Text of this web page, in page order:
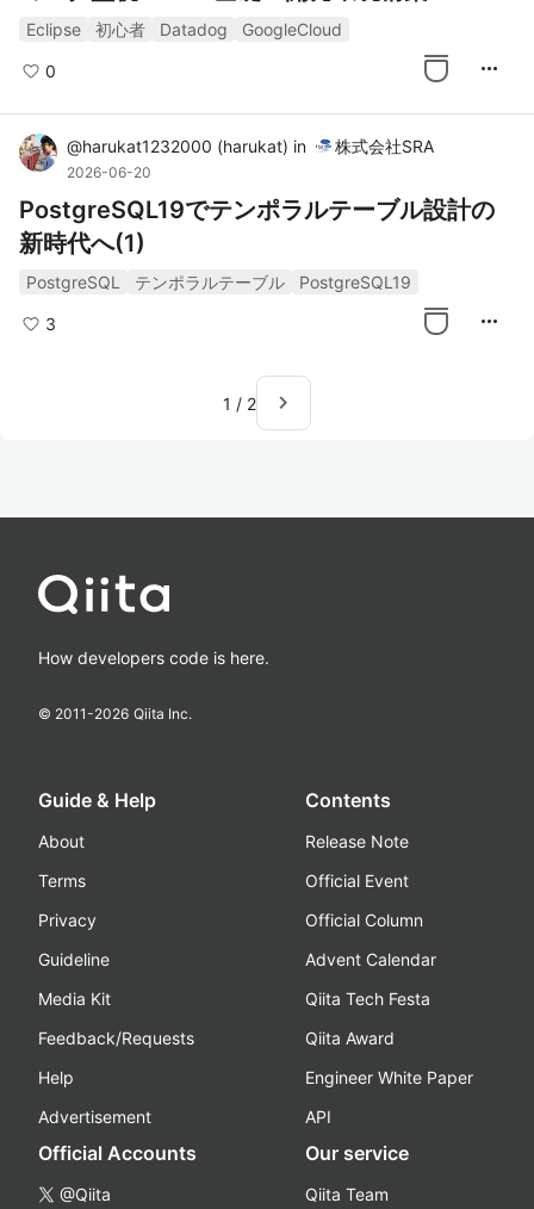
Eclipse 初心者 Datadog GoogleCloud
0 more_horiz
@harukat1232000 (harukat) in 株式会社SRA
2026-06-20
PostgreSQL19でテンポラルテーブル設計の
新時代へ(1)
PostgreSQL テンポラルテーブル PostgreSQL19
3 more_horiz
1 / 2 navigate_next
How developers code is here.
© 2011-2026 Qiita Inc.
Guide & Help
About
Terms
Privacy
Guideline
Media Kit
Feedback/Requests
Help
Advertisement
Contents
Release Note
Official Event
Official Column
Advent Calendar
Qiita Tech Festa
Qiita Award
Engineer White Paper
API
Official Accounts
@Qiita
Our service
Qiita Team